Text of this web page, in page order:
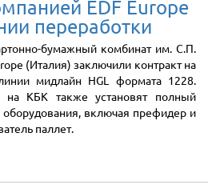
EDF Europе
переработки
бумажный комбинат им. С.П.
(Италия) заключили контракт на
мидлайн HGL формата 1228.
КБК также установят полный
включая префидер и
паллет.